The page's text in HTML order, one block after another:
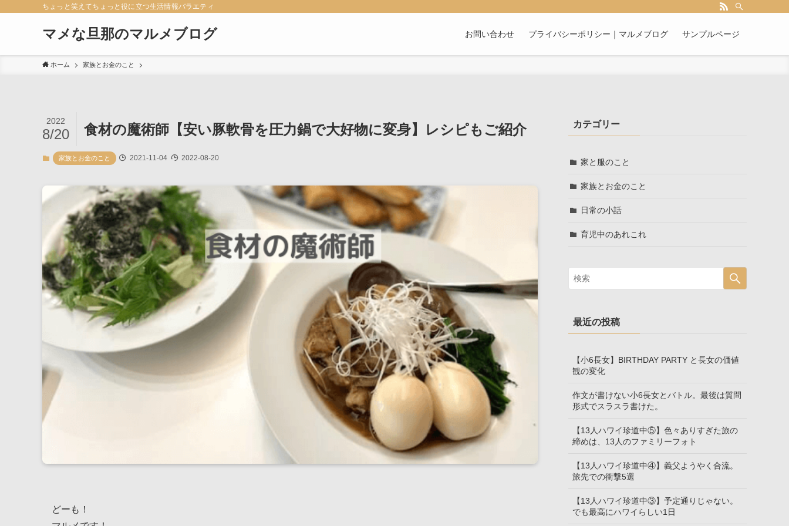
ちょっと笑えてちょっと役に立つ生活情報バラエティ
マメな旦那のマルメブログ お問い合わせ プライバシーポリシー｜マルメブログ サンプルページ
ホーム 家族とお金のこと
食材の魔術師【安い豚軟骨を圧力鍋で大好物に変身】レシピもご紹介
2022
8/20
家族とお金のこと 2021-11-04 2022-08-20
どーも！
カテゴリー
家と服のこと
家族とお金のこと
日常の小話
育児中のあれこれ
最近の投稿
【小6長女】BIRTHDAY PARTY と長女の価値
観の変化
作文が書けない小6長女とバトル。最後は質問
形式でスラスラ書けた。
【13人ハワイ珍道中⑤】色々ありすぎた旅の
締めは、13人のファミリーフォト
【13人ハワイ珍道中④】義父ようやく合流。
旅先での衝撃5選
【13人ハワイ珍道中③】予定通りじゃない。
でも最高にハワイらしい1日